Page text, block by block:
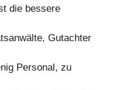
die bessere
Gutachter
Personal, zu